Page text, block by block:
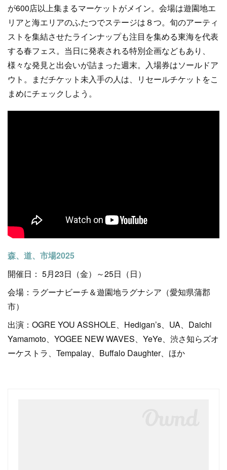
が600店以上集まるマーケットがメイン。会場は遊園地エ
リアと海エリアのふたつでステージは８つ。旬のアーティ
ストを集結させたラインナップも注目を集める東海を代表
する春フェス。当日に発表される特別企画などもあり、
様々な発見と出会いが詰まった週末。入場券はソールドア
ウト。まだチケット未入手の人は、リセールチケットをこ
まめにチェックしよう。
森、道、市場2025
開催日： 5月23日（金）～25日（日）
会場：ラグーナビーチ＆遊園地ラグナシア（愛知県蒲郡
市）
出演：OGRE YOU ASSHOLE、Hedigan’s、UA、Daichi
Yamamoto、YOGEE NEW WAVES、YeYe、渋さ知らズオ
ーケストラ、Tempalay、Buffalo Daughter、ほか